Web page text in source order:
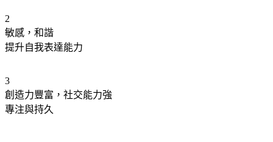
2
敏感，和諧
提升自我表達能力
3
創造力豐富，社交能力強
專注與持久